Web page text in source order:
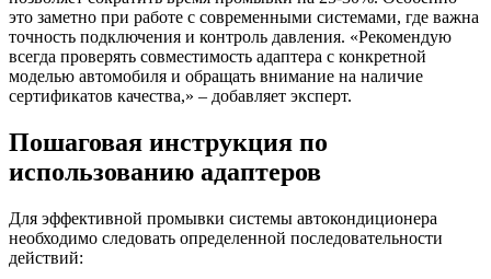
это заметно при работе с современными системами, где важна
точность подключения и контроль давления. «Рекомендую
всегда проверять совместимость адаптера с конкретной
моделью автомобиля и обращать внимание на наличие
сертификатов качества,» – добавляет эксперт.
Пошаговая инструкция по
использованию адаптеров
Для эффективной промывки системы автокондиционера
необходимо следовать определенной последовательности
действий: